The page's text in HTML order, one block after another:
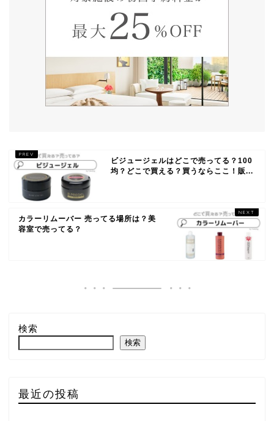
ビジュージェルはどこで売ってる？100
均？どこで買える？買うならここ！販...
カラーリムーバー 売ってる場所は？美
容室で売ってる？
検索
検索
最近の投稿